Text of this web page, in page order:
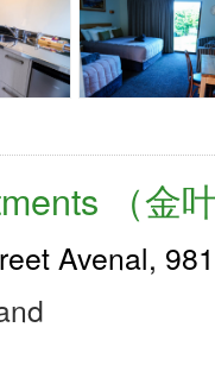
（金
Avenal,